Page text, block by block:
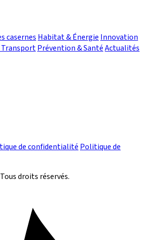
casernes Habitat & Énergie Innovation
Prévention & SantéActualités
de confidentialité Politique de
droits réservés.